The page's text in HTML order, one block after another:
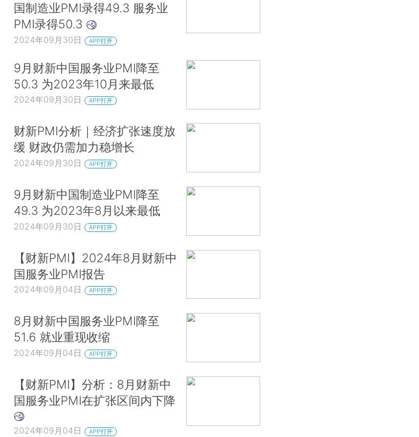
国制造业PMI录得49.3 服务业
PMI录得50.3
2024年09月30日 APP打开
9月财新中国服务业PMI降至
50.3 为2023年10月来最低
2024年09月30日 APP打开
财新PMI分析｜经济扩张速度放
缓 财政仍需加力稳增长
2024年09月30日 APP打开
9月财新中国制造业PMI降至
49.3 为2023年8月以来最低
2024年09月30日 APP打开
【财新PMI】2024年8月财新中
国服务业PMI报告
2024年09月04日 APP打开
8月财新中国服务业PMI降至
51.6 就业重现收缩
2024年09月04日 APP打开
【财新PMI】分析：8月财新中
国服务业PMI在扩张区间内下降
2024年09月04日 APP打开